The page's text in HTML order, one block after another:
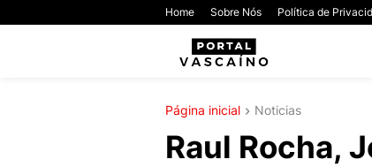
Home Sobre Nós Política de
Página inicial Noticias
Raul Rocha,